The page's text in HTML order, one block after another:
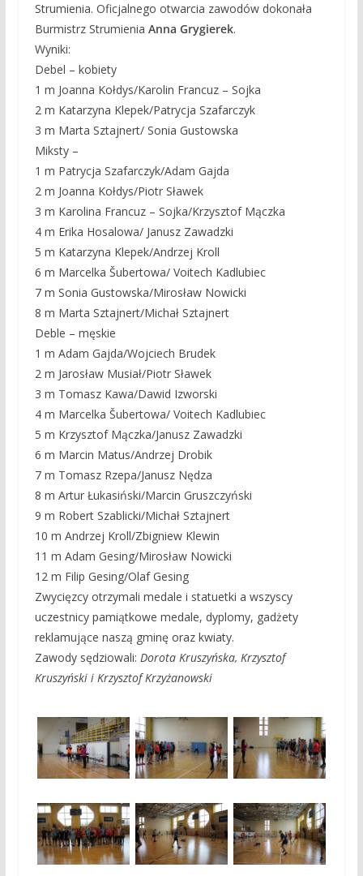
Strumienia. Oficjalnego otwarcia zawodów dokonała
Burmistrz Strumienia Anna Grygierek.
Wyniki:
Debel – kobiety
1 m Joanna Kołdys/Karolin Francuz – Sojka
2 m Katarzyna Klepek/Patrycja Szafarczyk
3 m Marta Sztajnert/ Sonia Gustowska
Miksty –
1 m Patrycja Szafarczyk/Adam Gajda
2 m Joanna Kołdys/Piotr Sławek
3 m Karolina Francuz – Sojka/Krzysztof Mączka
4 m Erika Hosalowa/ Janusz Zawadzki
5 m Katarzyna Klepek/Andrzej Kroll
6 m Marcelka Šubertowa/ Voitech Kadlubiec
7 m Sonia Gustowska/Mirosław Nowicki
8 m Marta Sztajnert/Michał Sztajnert
Deble – męskie
1 m Adam Gajda/Wojciech Brudek
2 m Jarosław Musiał/Piotr Sławek
3 m Tomasz Kawa/Dawid Izworski
4 m Marcelka Šubertowa/ Voitech Kadlubiec
5 m Krzysztof Mączka/Janusz Zawadzki
6 m Marcin Matus/Andrzej Drobik
7 m Tomasz Rzepa/Janusz Nędza
8 m Artur Łukasiński/Marcin Gruszczyński
9 m Robert Szablicki/Michał Sztajnert
10 m Andrzej Kroll/Zbigniew Klewin
11 m Adam Gesing/Mirosław Nowicki
12 m Filip Gesing/Olaf Gesing
Zwycięzcy otrzymali medale i statuetki a wszyscy
uczestnicy pamiątkowe medale, dyplomy, gadżety
reklamujące naszą gminę oraz kwiaty.
Zawody sędziowali: Dorota Kruszyńska, Krzysztof
Kruszyński i Krzysztof Krzyżanowski